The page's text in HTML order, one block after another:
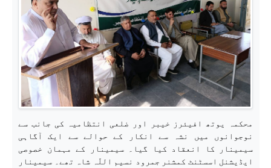
محکمہ یوتھ افیئرز خیبر اور ضلعی انتظامیہ کی جانب سے
نوجوانوں میں نشہ سے انکار کے حوالے سے ایک آگاہی
سیمینار کا انعقاد کیا گیا۔ سیمینار کے مہمان خصوصی
ایڈیشنل اسسٹنٹ کمشنر جمرود نسیم اللّہ شاہ تھے۔ سیمینار